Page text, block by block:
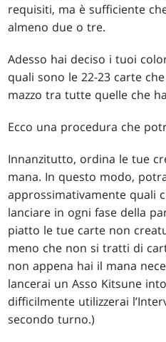
requisiti, ma è sufficiente
almeno due o tre.
Adesso hai deciso i tuoi
quali sono le 22-23 carte
mazzo tra tutte quelle che
Ecco una procedura che
Innanzitutto, ordina le tue
mana. In questo modo,
approssimativamente quali
lanciare in ogni fase della
piatto le tue carte non
meno che non si tratti di
non appena hai il mana
lancerai un Asso Kitsune
difficilmente utilizzerai
secondo turno.)